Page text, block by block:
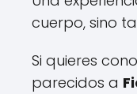
cuerpo, sino
Si quieres
parecidos a